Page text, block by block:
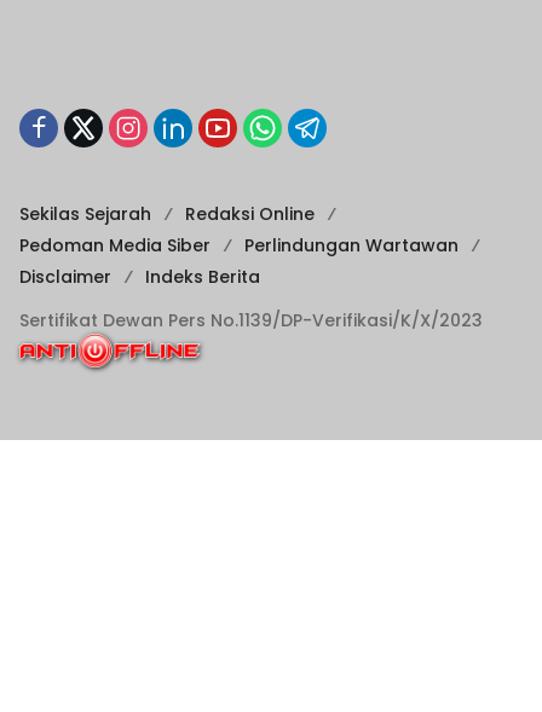
Sekilas Sejarah
Redaksi Online
Pedoman Media Siber
Perlindungan Wartawan
Disclaimer
Indeks Berita
Sertifikat Dewan Pers No.1139/DP-Verifikasi/K/X/2023